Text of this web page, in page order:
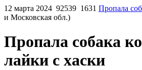
12 марта 2024 92539 1631 Пропала
и Московская обл.)
Пропала собака
лайки с хаски